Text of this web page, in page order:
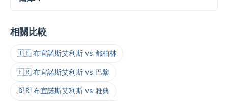
相關比較
🇮🇪 布宜諾斯艾利斯 vs 都柏林
🇫🇷 布宜諾斯艾利斯 vs 巴黎
🇬🇷 布宜諾斯艾利斯 vs 雅典